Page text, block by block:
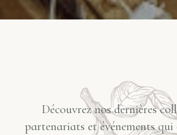
Découvrez nos dernières
partenariats et événements